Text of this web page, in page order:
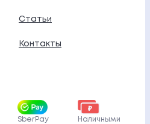
Статьи
Контакты
SberPay Наличными